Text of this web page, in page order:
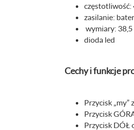
częstotliwość:
zasilanie:
wymiary:
dioda led
Cechy i funkcje
Przycisk
Przycisk
Przycisk DÓŁ